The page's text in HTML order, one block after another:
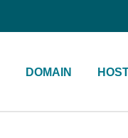
DOMAIN